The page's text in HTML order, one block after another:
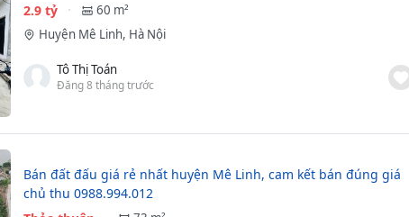
2.9 tỷ
60 m²
Huyện Mê Linh, Hà Nội
Tô Thị Toán
Đăng 8 tháng trước
Bán đất đấu giá rẻ nhất huyện Mê Linh, cam kết bán đúng giá
chủ thu 0988.994.012